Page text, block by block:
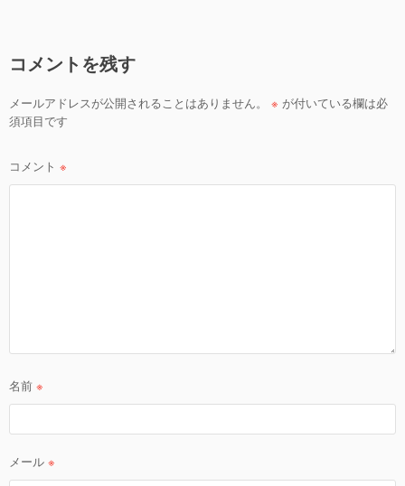
ゲ
ー
シ
ン
コメントを残す
メールアドレスが公開されることはありません。 ※ が付いている欄は必
須項目です
コメント ※
名前 ※
メール ※